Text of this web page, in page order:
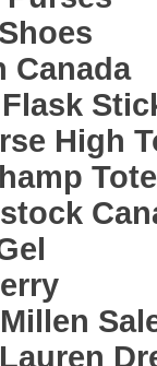
Canada
High
Tote